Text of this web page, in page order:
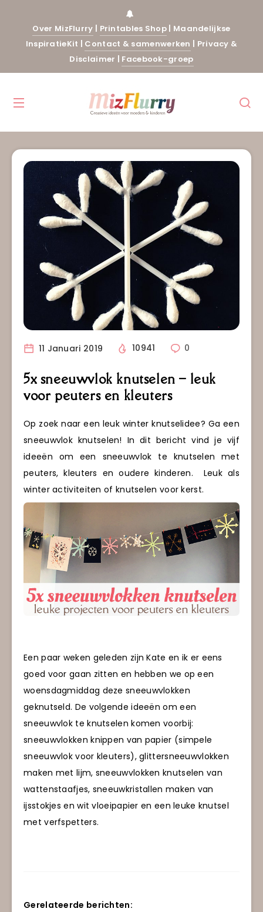
Over MizFlurry | Printables Shop | Maandelijkse
InspiratieKit | Contact & samenwerken | Privacy &
Disclaimer | Facebook-groep
11 Januari 2019 10941 0
5x sneeuwvlok knutselen – leuk
voor peuters en kleuters
Op zoek naar een leuk winter knutselidee? Ga een
sneeuwvlok knutselen! In dit bericht vind je vijf
ideeën om een sneeuwvlok te knutselen met
peuters, kleuters en oudere kinderen. Leuk als
winter activiteiten of knutselen voor kerst.
Een paar weken geleden zijn Kate en ik er eens
goed voor gaan zitten en hebben we op een
woensdagmiddag deze sneeuwvlokken
geknutseld. De volgende ideeën om een
sneeuwvlok te knutselen komen voorbij:
sneeuwvlokken knippen van papier (simpele
sneeuwvlok voor kleuters), glittersneeuwvlokken
maken met lijm, sneeuwvlokken knutselen van
wattenstaafjes, sneeuwkristallen maken van
ijsstokjes en wit vloeipapier en een leuke knutsel
met verfspetters.
Gerelateerde berichten: